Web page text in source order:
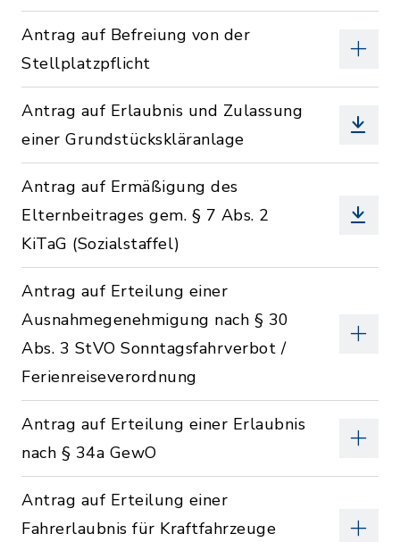
Antrag auf Befreiung von der
Stellplatzpflicht
Antrag auf Erlaubnis und Zulassung
einer Grundstückskläranlage
Antrag auf Ermäßigung des
Elternbeitrages gem. § 7 Abs. 2
KiTaG (Sozialstaffel)
Antrag auf Erteilung einer
Ausnahmegenehmigung nach § 30
Abs. 3 StVO Sonntagsfahrverbot /
Ferienreiseverordnung
Antrag auf Erteilung einer Erlaubnis
nach § 34a GewO
Antrag auf Erteilung einer
Fahrerlaubnis für Kraftfahrzeuge